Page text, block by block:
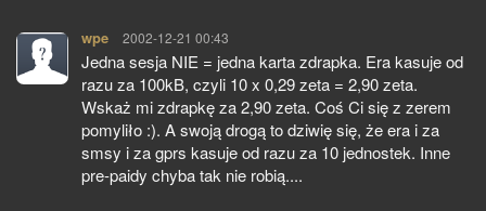
wpe pisze:
2002-12-21 00:43
Jedna sesja NIE = jedna karta zdrapka. Era kasuje od
razu za 100kB, czyli 10 x 0,29 zeta = 2,90 zeta.
Wskaż mi zdrapkę za 2,90 zeta. Coś Ci się z zerem
pomyliło :). A swoją drogą to dziwię się, że era i za
smsy i za gprs kasuje od razu za 10 jednostek. Inne
pre-paidy chyba tak nie robią....